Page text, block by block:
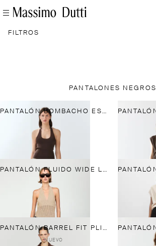
FILTROS
PANTALONES NEGROS
PANTALÓN BOMBACHO ESTAMPADO CUADROS
PANTALÓN FLUIDO WIDE LEG CROPPED
PANTALÓN BARREL FIT PLIEGUES
NUEVO